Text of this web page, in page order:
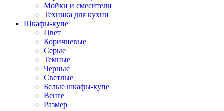
Мойки и смесители
Техника для кухни
Шкафы-купе
Цвет
Коричневые
Серые
Темные
Черные
Светлые
Белые шкафы-купе
Венге
Размер